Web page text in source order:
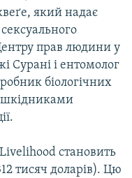
який надає
прав людини у
Сурані і ентомолог
біологічних
шкідниками
становить
тисяч доларів). Цю